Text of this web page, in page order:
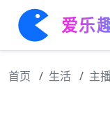
爱乐
首页 生活 主